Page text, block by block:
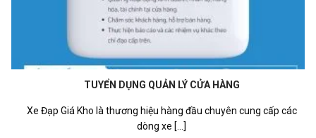
TUYỂN DỤNG QUẢN LÝ CỬA HÀNG
Xe Đạp Giá Kho là thương hiệu hàng đầu chuyên cung cấp các
dòng xe [...]